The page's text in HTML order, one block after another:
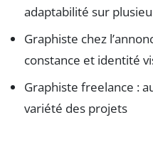
adaptabilité sur
Graphiste chez
constance et identité
Graphiste freelance :
variété des projets